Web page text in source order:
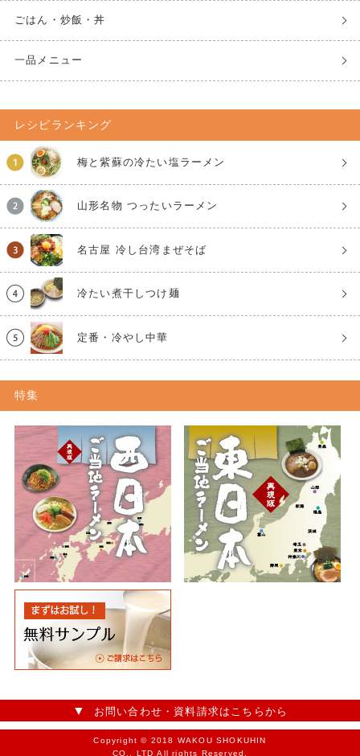
ごはん・炒飯・丼
一品メニュー
レシピランキング
梅と紫蘇の冷たい塩ラーメン
山形名物 つったいラーメン
名古屋 冷し台湾まぜそば
冷たい煮干しつけ麺
定番・冷やし中華
特集
お問い合わせ・資料請求はこちらから
Copyright © 2018 WAKOU SHOKUHIN
CO., LTD All rights Reserved.